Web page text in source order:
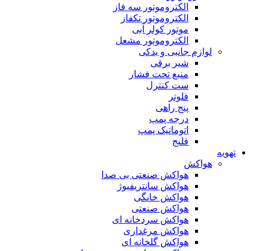
الکتروموتور سه فاز
الکتروموتور تکفاز
موتور کولر آبی
الکتروموتور مشعل
لوازم جانبی و یدکی
شیر برقی
منبع تحت فشار
ست کنترل
فلوتر
پنج راهی
درجه پمپ
اتوماتیک پمپ
فلنج
تهویه
هواکش
هواکش صنعتی بی صدا
هواکش سانتریفیوژ
هواکش خانگی
هواکش صنعتی
هواکش سردخانه ای
هواکش مرغداری
هواکش گلخانه ای